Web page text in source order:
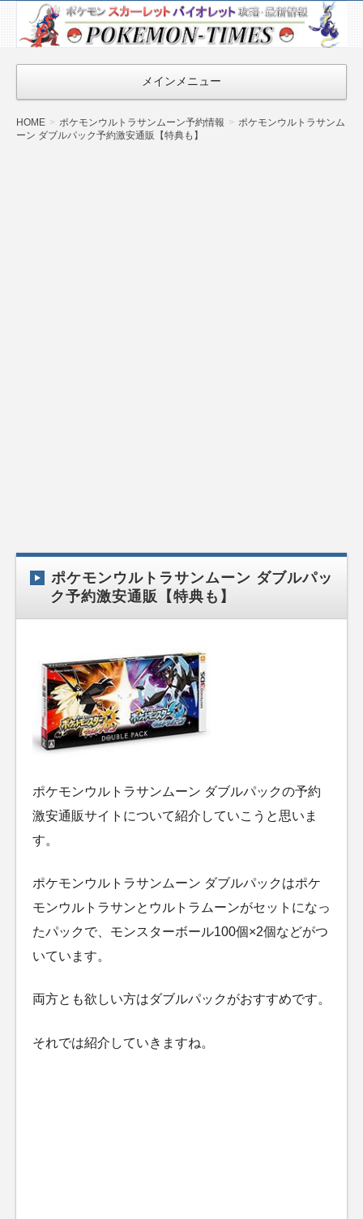
ポケモン最新
情報まとめ
『POKEMON-
TIMES』
メインメニュー
HOME ポケモンウルトラサンムーン予約情報
ポケモンウルトラサンム
ーン ダブルパック予約激安通販【特典も】
ポケモンウルトラサンムーン ダブルパッ
ク予約激安通販【特典も】
ポケモンウルトラサンムーン ダブルパックの予約
激安通販サイトについて紹介していこうと思いま
す。
ポケモンウルトラサンムーン ダブルパックはポケ
モンウルトラサンとウルトラムーンがセットになっ
たパックで、モンスターボール100個×2個などがつ
いています。
両方とも欲しい方はダブルパックがおすすめです。
それでは紹介していきますね。